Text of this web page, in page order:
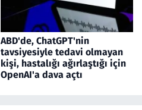
ABD'de, ChatGPT'nin
tavsiyesiyle tedavi olmayan
kişi, hastalığı ağırlaştığı için
OpenAI'a dava açtı